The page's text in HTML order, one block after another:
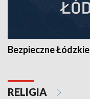
Bezpieczne Łódzkie
RELIGIA